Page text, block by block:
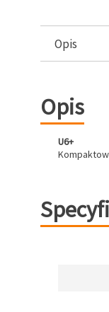
Opis
Opis
U6+